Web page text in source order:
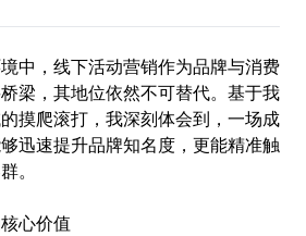
中，线下活动营销作为品牌与消费
梁，其地位依然不可替代。基于我
摸爬滚打，我深刻体会到，一场成
迅速提升品牌知名度，更能精准触
。
心价值